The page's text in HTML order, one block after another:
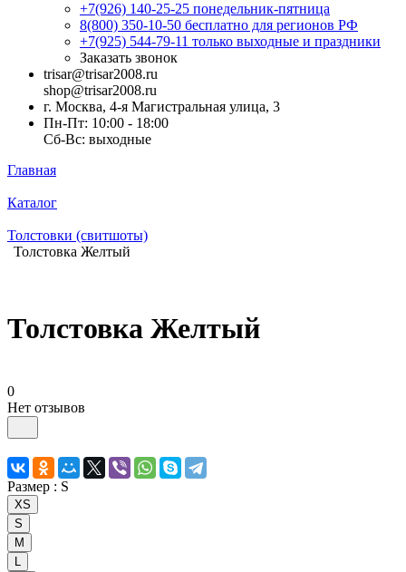
+7(926) 140-25-25 понедельник-пятница
8(800) 350-10-50 бесплатно для регионов РФ
+7(925) 544-79-11 только выходные и праздники
Заказать звонок
trisar@trisar2008.ru
shop@trisar2008.ru
г. Москва, 4-я Магистральная улица, 3
Пн-Пт: 10:00 - 18:00
Сб-Вс: выходные
Главная
Каталог
Толстовки (свитшоты)
Толстовка Желтый
Толстовка Желтый
0
Нет отзывов
Размер : S
XS
S
M
L